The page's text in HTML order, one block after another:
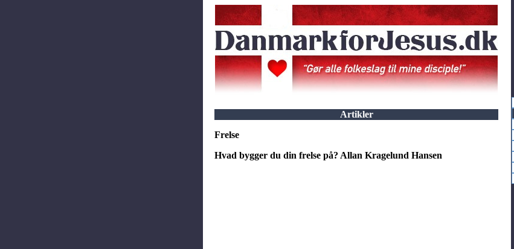
Artikler
Frelse
Hvad bygger du din frelse på? Allan Kragelund Hansen